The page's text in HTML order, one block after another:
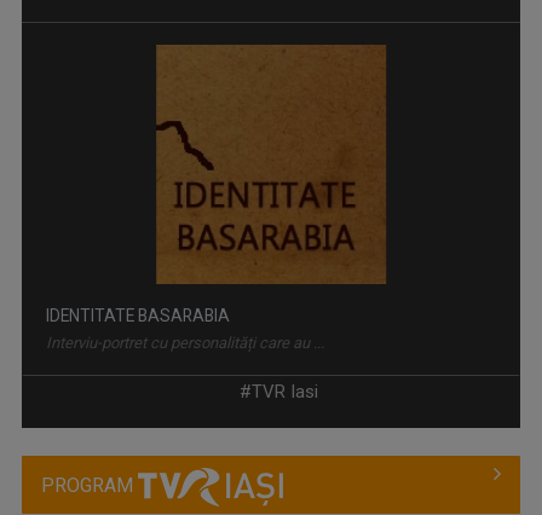
IDENTITATE BASARABIA
Interviu-portret cu personalități care au ...
#TVR Iasi
PROGRAM